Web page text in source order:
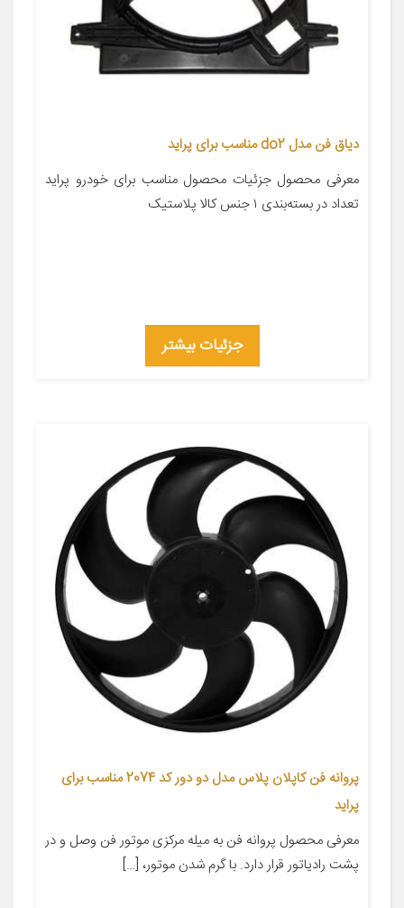
دیاق فن مدل do2 مناسب برای پراید
معرفی محصول جزئیات محصول مناسب برای خودرو پراید
تعداد در بسته‌بندی ۱ جنس کالا پلاستیک
جزئیات بیشتر
پروانه فن کاپلان پلاس مدل دو دور کد 2074 مناسب برای
پراید
معرفی محصول پروانه فن به میله مرکزی موتور فن وصل و در
پشت رادیاتور قرار دارد. با گرم شدن موتور، […]